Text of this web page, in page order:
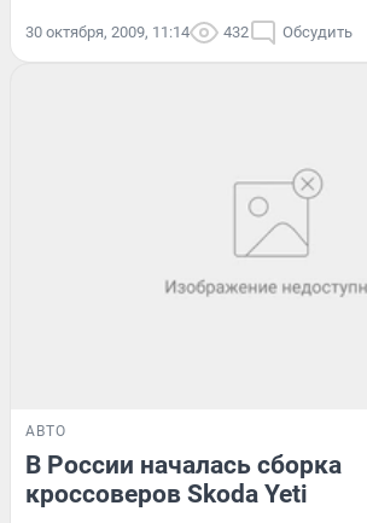
30 октября, 2009, 11:14 432 Обсудить
АВТО
В России началась сборка
кроссоверов Skoda Yeti